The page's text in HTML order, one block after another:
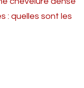
: quelles sont les